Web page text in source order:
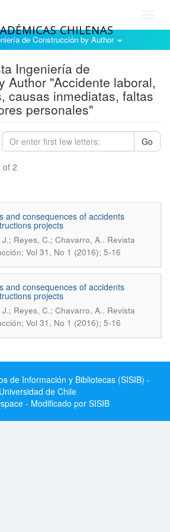
de Construcción by Author
Ingeniería de
Author "Accidente laboral,
causas inmediatas, faltas
personales"
Go
of 2
and consequences of accidents
projects
Reyes, C.; Chavarro, A.. Revista
Vol 31, No 1 (2016); 5-16
and consequences of accidents
projects
Reyes, C.; Chavarro, A.. Revista
Vol 31, No 1 (2016); 5-16
de Información y Bibliotecas (SISIB) -
Universidad de Chile
- Modificado por SISIB